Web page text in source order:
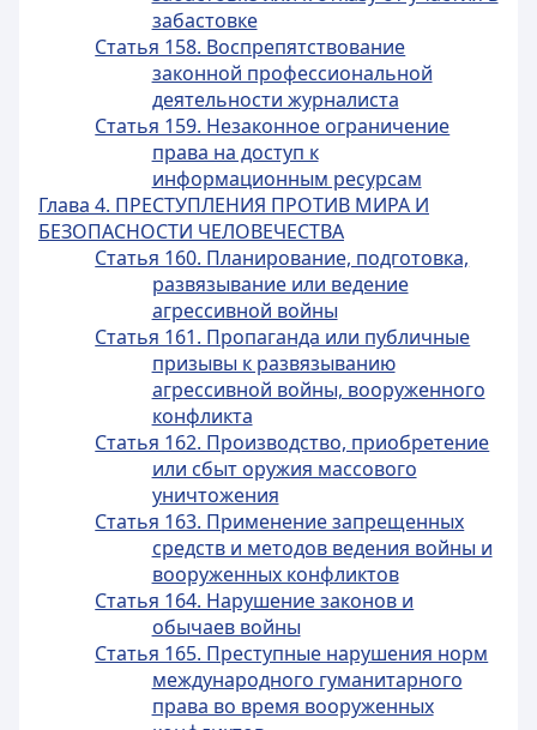
забастовке
Статья 158. Воспрепятствование
законной профессиональной
деятельности журналиста
Статья 159. Незаконное ограничение
права на доступ к
информационным ресурсам
Глава 4. ПРЕСТУПЛЕНИЯ ПРОТИВ МИРА И
БЕЗОПАСНОСТИ ЧЕЛОВЕЧЕСТВА
Статья 160. Планирование, подготовка,
развязывание или ведение
агрессивной войны
Статья 161. Пропаганда или публичные
призывы к развязыванию
агрессивной войны, вооруженного
конфликта
Статья 162. Производство, приобретение
или сбыт оружия массового
уничтожения
Статья 163. Применение запрещенных
средств и методов ведения войны и
вооруженных конфликтов
Статья 164. Нарушение законов и
обычаев войны
Статья 165. Преступные нарушения норм
международного гуманитарного
права во время вооруженных